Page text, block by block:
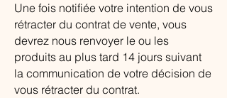
Une fois notifiée votre intention de vous
rétracter du contrat de vente, vous
devrez nous renvoyer le ou les
produits au plus tard 14 jours suivant
la communication de votre décision de
vous rétracter du contrat.